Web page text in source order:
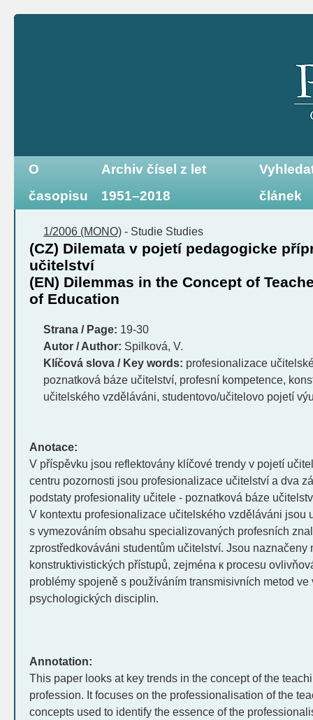
O
časopisu
Archiv čísel z let
1951–2018
článek
1/2006 (MONO) - Studie Studies
(CZ) Dilemata v pojetí pedagogicke
učitelství
(EN) Dilemmas in the Concept of
of Education
Strana / Page: 19-30
Autor / Author: Spilková, V.
Klíčová slova / Key words: profesionalizace
poznatková báze učitelství, profesní kompetence,
učitelského vzděláváni, studentovo/učitelovo pojetí
Anotace:
V příspěvku jsou reflektovány klíčové trendy v pojetí
centru pozornosti jsou profesionalizace učitelství a dva
podstaty profesionality učitele - poznatková báze
V kontextu profesionalizace učitelského vzděláváni jsou
s vymezováním obsahu specializovaných profesních
zprostředkováváni studentům učitelství. Jsou naznačeny
konstruktivistických přístupů, zejména к procesu
problémy spojeně s používáním transmisivních metod
psychologických disciplin.
Annotation:
This paper looks at key trends in the concept of the
profession. It focuses on the professionalisation of the
concepts used to identify the essence of the